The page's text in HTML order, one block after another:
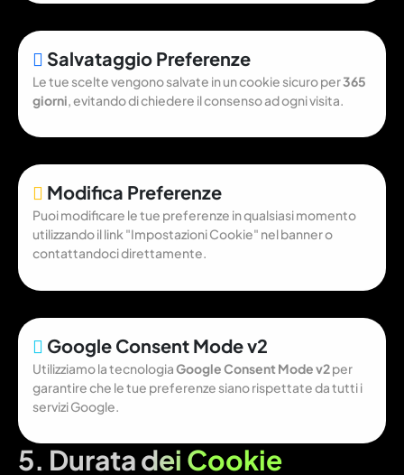
Salvataggio Preferenze
Le tue scelte vengono salvate in un cookie sicuro per365
giorni, evitando di chiedere il consenso ad ogni visita.
Modifica Preferenze
Puoi modificare le tue preferenze in qualsiasi momento
utilizzando il link "Impostazioni Cookie" nel banner o
contattandoci direttamente.
Google Consent Mode v2
Utilizziamo la tecnologiaGoogle Consent Mode v2per
garantire che le tue preferenze siano rispettate da tutti i
servizi Google.
5. Durata dei Cookie